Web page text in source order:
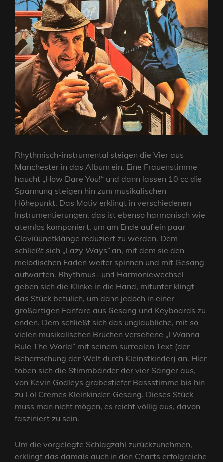
Rhythmisch-instrumental steigen die Vier aus
Manchester in das Album ein. Eine Frauenstimme
haucht „How Dare You!“ und dann lassen 10 cc die
Spannung steigen hin zum musikalischen
Höhepunkt. Das Motiv erklingt in verschiedenen
Instrumentierungen, das ist ebenso harmonisch wie
atemlos komponiert, um am Ende auf ein paar
Claviüünetklänge reduziert zu werden. Dem
schließt sich „Lazy Ways“ an, mit dem sie den
melodischen Faden weiter spinnen und mit Gesang
aufwarten. Rhythmus- und Harmoniewechsel
geben sich die Klinke in die Hand, mitunter klingt
das Stück betulich, um dann jedoch in einer
großartigen Fanfare aus Gesang und Keyboards zu
enden. Dem schließt sich das unglaubliche, mit so
vielen musikalischen Brüchen versehene „I Wanna
Rule The World“ mit seinem surrealen Text (der
Beherrschung der Welt durch Kleinstkinder) an. Hier
toben sich die Stimmbänder der vier Sänger aus,
von Kevin Godleys grabestiefer Bassstimme bis hin
zu Lol Cremes Kleinkinder-Gesang. Dieses Stück
muss man nicht mögen, es reicht völlig aus, davon
fasziniert zu sein.
Um die vorgelegte Schlagzahl zurückzunehmen,
erklingt das damals auch in den Charts erfolgreiche